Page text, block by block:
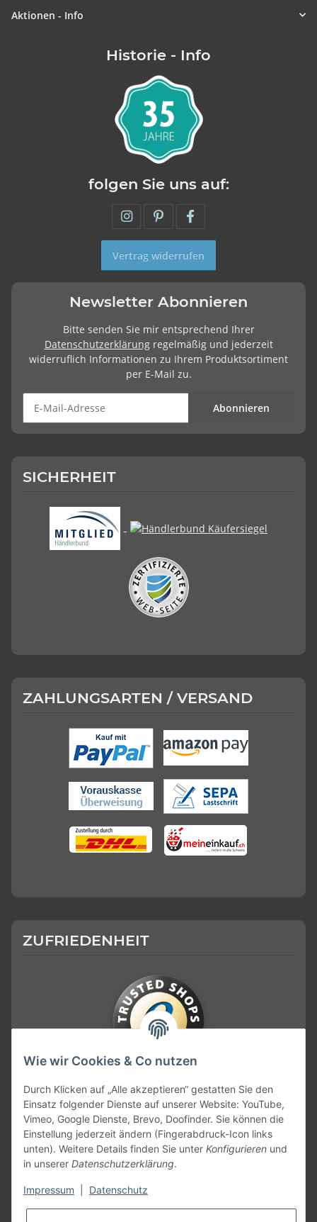
Aktionen - Info
Historie - Info
folgen Sie uns auf:
Vertrag widerrufen
Newsletter Abonnieren
Bitte senden Sie mir entsprechend Ihrer
Datenschutzerklärungregelmäßig und jederzeit
widerruflich Informationen zu Ihrem Produktsortiment
per E-Mail zu.
Abonnieren
SICHERHEIT
ZAHLUNGSARTEN / VERSAND
ZUFRIEDENHEIT
KONTAKT
Wie wir Cookies & Co nutzen
Durch Klicken auf „Alle akzeptieren“ gestatten Sie den
Einsatz folgender Dienste auf unserer Website: YouTube,
Vimeo, Google Dienste, Brevo, Doofinder. Sie können die
Einstellung jederzeit ändern (Fingerabdruck-Icon links
unten). Weitere Details finden Sie unter Konfigurieren und
in unserer Datenschutzerklärung.
Impressum Datenschutz